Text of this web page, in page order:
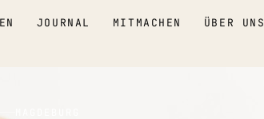
JOURNAL MITMACHEN ÜBER UNS